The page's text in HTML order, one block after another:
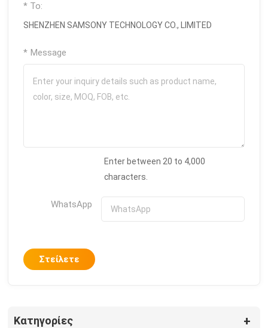
* To:
SHENZHEN SAMSONY TECHNOLOGY CO., LIMITED
* Message
Enter between 20 to 4,000
characters.
WhatsApp
Στείλετε
Κατηγορίες